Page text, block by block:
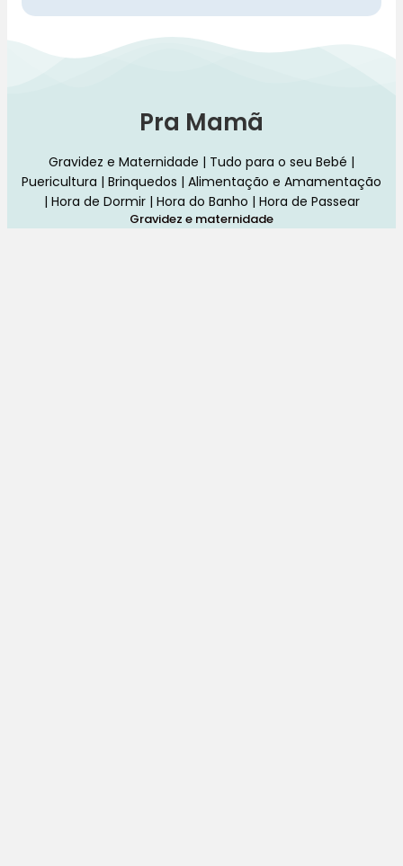
Pra Mamã
Gravidez e Maternidade | Tudo para o seu Bebé |
Puericultura | Brinquedos | Alimentação e Amamentação
| Hora de Dormir | Hora do Banho | Hora de Passear
Gravidez e maternidade